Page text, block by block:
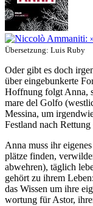
Übersetzung: Luis Ruby
Oder gibt es doch
über eingebun­kerte
Hoffnung folgt Anna,
mare del Golfo
Messina, um
Festland nach Rettung
Anna muss ihr
plätze finden,
abwehren), täglich
gehört zu ihrem
das Wissen um ihre
wortung für Astor,